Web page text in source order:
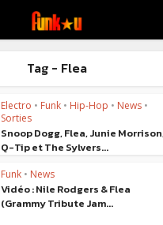
Tag - Flea
Electro • Funk • Hip-Hop • News •
Sorties
Snoop Dogg, Flea, Junie
Q-Tip et The Sylvers...
Funk • News
Vidéo : Nile Rodgers & Flea
(Grammy Tribute Jam...